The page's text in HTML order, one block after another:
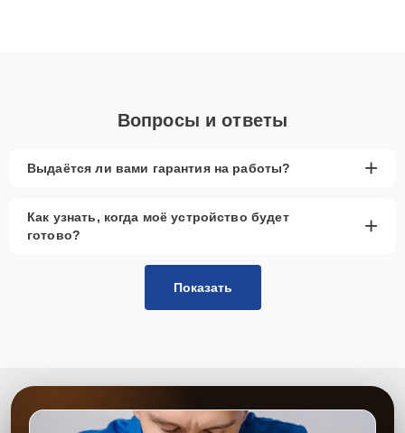
Вопросы и ответы
Выдаётся ли вами гарантия на работы? +
Как узнать, когда моё устройство будет
готово?
+
Показать